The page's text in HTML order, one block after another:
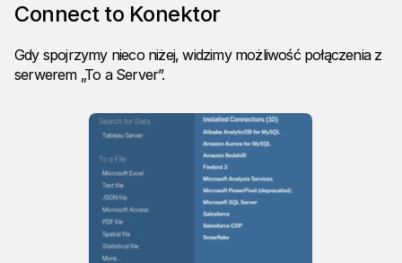
Connect to Konektor
Gdy spojrzymy nieco niżej, widzimy możliwość połączenia z
serwerem „To a Server”.